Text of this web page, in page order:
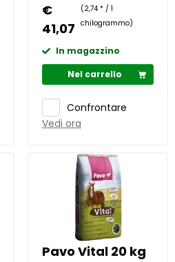
€
41,07
(2,74 * / 1
chilogrammo)
In magazzino
Nel carrello
Confrontare
Vedi ora
Pavo Vital 20 kg